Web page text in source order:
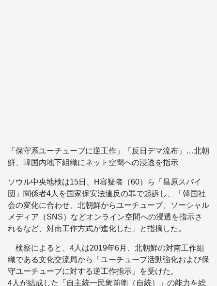
「保守系ユーチューブに逆工作」「反日デマ流布」…北朝
鮮、韓国内地下組織にネット空間への浸透を指示
ソウル中央地検は15日、H容疑者（60）ら「昌原スパイ
団」関係者4人を国家保安法違反の罪で起訴し、「韓国社
会の変化に合わせ、北朝鮮からユーチューブ、ソーシャル
メディア（SNS）などオンライン空間への浸透を指示さ
れるなど、対南工作方式が進化した」と指摘した。
検察によると、4人は2019年6月、北朝鮮の対南工作組
織である文化交流局から「ユーチューブ活動強化および保
守ユーチューブに対する逆工作指示」を受けた。
4人が結成した「自主統一民衆前衛（自統）」の能力を総